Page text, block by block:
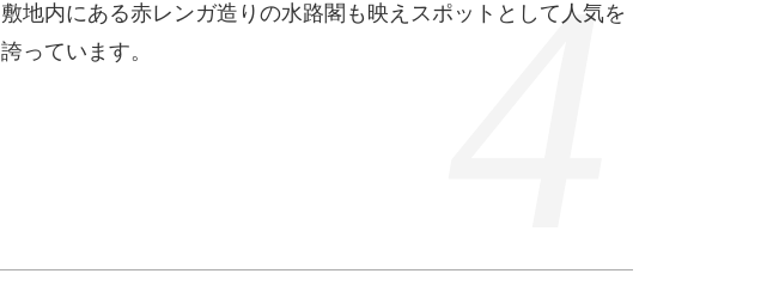
敷地内にある赤レンガ造りの水路閣も映えスポットとして人気を
誇っています。